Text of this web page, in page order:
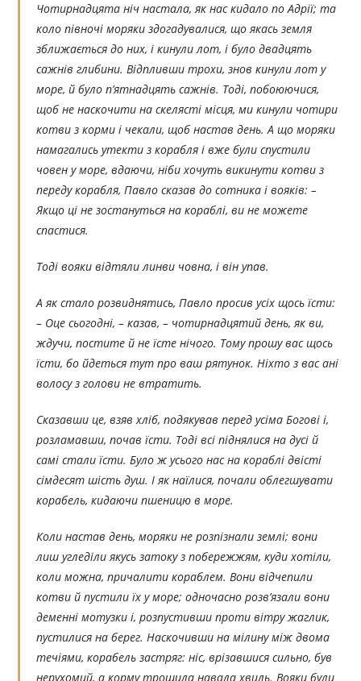
Чотирнадцята ніч настала, як нас кидало по Адрії; та
коло півночі моряки здогадувалися, що якась земля
зближається до них, і кинули лот, і було двадцять
сажнів глибини. Відпливши трохи, знов кинули лот у
море, й було п’ятнадцять сажнів. Тоді, побоюючися,
щоб не наскочити на скелясті місця, ми кинули чотири
котви з корми і чекали, щоб настав день. А що моряки
намагались утекти з корабля і вже були спустили
човен у море, вдаючи, ніби хочуть викинути котви з
переду корабля, Павло сказав до сотника і вояків: –
Якщо ці не зостануться на кораблі, ви не можете
спастися.
Тоді вояки відтяли линви човна, і він упав.
А як стало розвиднятись, Павло просив усіх щось їсти:
– Оце сьогодні, – казав, – чотирнадцятий день, як ви,
ждучи, постите й не їсте нічого. Тому прошу вас щось
їсти, бо йдеться тут про ваш рятунок. Ніхто з вас ані
волосу з голови не втратить.
Сказавши це, взяв хліб, подякував перед усіма Богові і,
розламавши, почав їсти. Тоді всі піднялися на дусі й
самі стали їсти. Було ж усього нас на кораблі двісті
сімдесят шість душ. І як наїлися, почали облегшувати
корабель, кидаючи пшеницю в море.
Коли настав день, моряки не розпізнали землі; вони
лиш угледіли якусь затоку з побережжям, куди хотіли,
коли можна, причалити кораблем. Вони відчепили
котви й пустили їх у море; одночасно розв’язали вони
деменні мотузки і, розпустивши проти вітру жаглик,
пустилися на берег. Наскочивши на мілину між двома
течіями, корабель застряг: ніс, врізавшися сильно, був
нерухомий, а корму трощила навала хвиль. Вояки були